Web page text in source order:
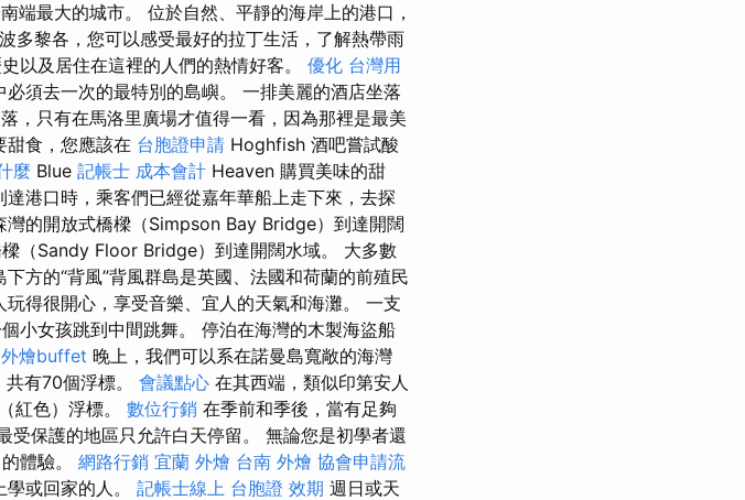
端最大的城市。 位於自然、平靜的海岸上的港口，
多黎各，您可以感受最好的拉丁生活，了解熱帶雨
以及居住在這裡的人們的熱情好客。 優化 台灣用
須去一次的最特別的島嶼。 一排美麗的酒店坐落
，只有在馬洛里廣場才值得一看，因為那裡是最美
甜食，您應該在 台胞證申請 Hoghfish 酒吧嘗試酸
麼 Blue 記帳士 成本會計 Heaven 購買美味的甜
港口時，乘客們已經從嘉年華船上走下來，去探
的開放式橋樑（Simpson Bay Bridge）到達開闊
（Sandy Floor Bridge）到達開闊水域。 大多數
方的“背風”背風群島是英國、法國和荷蘭的前殖民
得很開心，享受音樂、宜人的天氣和海灘。 一支
小女孩跳到中間跳舞。 停泊在海灣的木製海盜船
外燴buffet 晚上，我們可以系在諾曼島寬敞的海灣
有70個浮標。 會議點心 在其西端，類似印第安人
紅色）浮標。 數位行銷 在季前和季後，當有足夠
受保護的地區只允許白天停留。 無論您是初學者還
體驗。 網路行銷 宜蘭 外燴 台南 外燴 協會申請流
或回家的人。 記帳士線上 台胞證 效期 週日或天